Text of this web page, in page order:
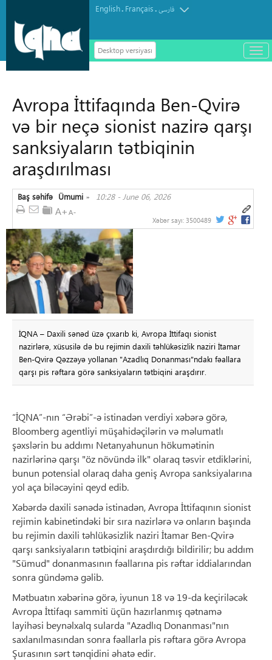
English. Français.فارسی
Desktop versiyası
باز
و
Avropa İttifaqında Ben-Qvirə
və bir neçə sionist nazirə qarşı
sanksiyaların tətbiqinin
araşdırılması
Baş səhifə »
Ümumi 10:28 - June 06, 2026
Xəbər sayı: 3500489
İQNA – Daxili sənəd üzə çıxarıb ki, Avropa İttifaqı sionist
nazirlərə, xüsusilə də bu rejimin daxili təhlükəsizlik naziri İtamar
Ben-Qvirə Qəzzəyə yollanan "Azadlıq Donanması"ndakı fəallara
qarşı pis rəftara görə sanksiyaların tətbiqini araşdırır.
“İQNA”-nın “Ərəbi”-ə istinadən verdiyi xəbərə görə,
Bloomberg agentliyi müşahidəçilərin və məlumatlı
şəxslərin bu addımı Netanyahunun hökumətinin
nazirlərinə qarşı "öz növündə ilk" olaraq təsvir etdiklərini,
bunun potensial olaraq daha geniş Avropa sanksiyalarına
yol aça biləcəyini qeyd edib.
Xəbərdə daxili sənədə istinadən, Avropa İttifaqının sionist
rejimin kabinetindəki bir sıra nazirlərə və onların başında
bu rejimin daxili təhlükəsizlik naziri İtamar Ben-Qvirə
qarşı sanksiyaların tətbiqini araşdırdığı bildirilir; bu addım
"Sümud" donanmasının fəallarına pis rəftar iddialarından
sonra gündəmə gəlib.
Mətbuatın xəbərinə görə, iyunun 18 və 19-da keçiriləcək
Avropa İttifaqı sammiti üçün hazırlanmış qətnamə
layihəsi beynəlxalq sularda "Azadlıq Donanması"nın
saxlanılmasından sonra fəallarla pis rəftara görə Avropa
Şurasının sərt tənqidini əhatə edir.